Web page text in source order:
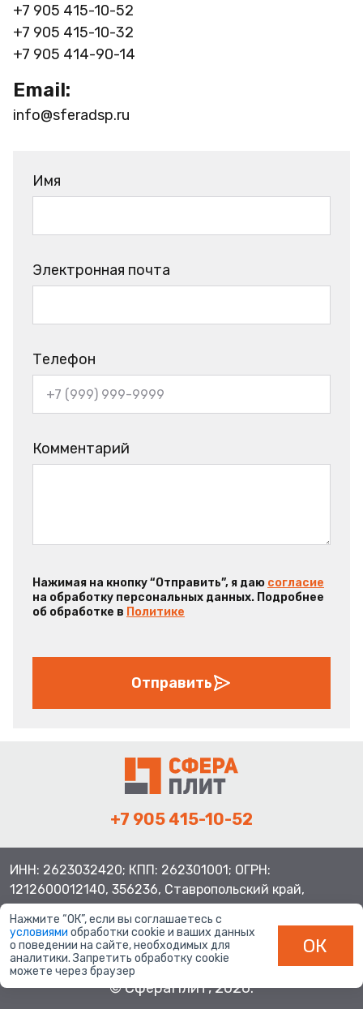
+7 905 415-10-52
+7 905 415-10-32
+7 905 414-90-14
Email:
info@sferadsp.ru
Имя
Электронная почта
Телефон
Комментарий
Нажимая на кнопку “Отправить”, я даю согласие
на обработку персональных данных. Подробнее
об обработке в Политике
Отправить
+7 905 415-10-52
ИНН: 2623032420; КПП: 262301001; ОГРН:
1212600012140, 356236, Ставропольский край,
Шпаковский район, с.Верхнерусское, ул.Батайская 3
© СфераПлит, 2026.
Нажмите “ОК”, если вы соглашаетесь с
условиями обработки cookie и ваших данных
о поведении на сайте, необходимых для
аналитики. Запретить обработку cookie
можете через браузер
ОК